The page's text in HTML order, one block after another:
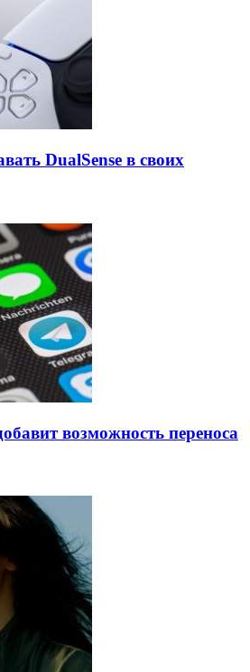
DualSense в своих
возможность переноса